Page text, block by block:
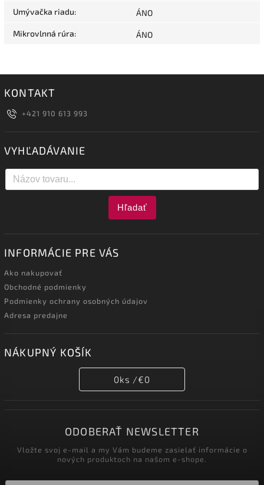
Umývačka riadu: ÁNO
Mikrovlnná rúra: ÁNO
KONTAKT
+421 910 613 993
VYHĽADÁVANIE
Hľadať
INFORMÁCIE PRE VÁS
Ako nakupovať
Obchodné podmienky
Podmienky ochrany osobných údajov
Adresa predajne
NÁKUPNÝ KOŠÍK
0ks /€0
ODOBERAŤ NEWSLETTER
Vložte svoj e-mail a my Vám budeme zasielať informácie o
nových produktoch na našom e-shope.